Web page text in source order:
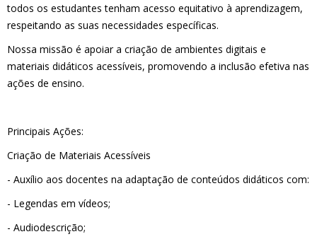
todos os estudantes tenham acesso equitativo à aprendizagem,
respeitando as suas necessidades específicas.
Nossa missão é apoiar a criação de ambientes digitais e
materiais didáticos acessíveis, promovendo a inclusão efetiva nas
ações de ensino.
Principais Ações:
Criação de Materiais Acessíveis
- Auxílio aos docentes na adaptação de conteúdos didáticos com:
- Legendas em vídeos;
- Audiodescrição;